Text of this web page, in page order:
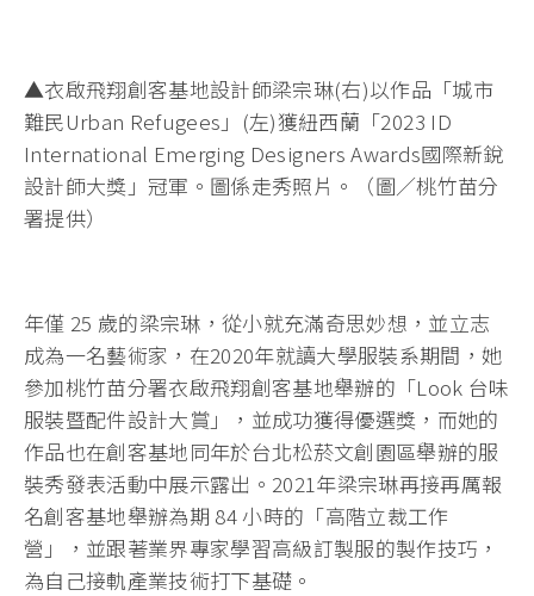
▲衣啟飛翔創客基地設計師梁宗琳(右)以作品「城市
難民Urban Refugees」(左)獲紐西蘭「2023 ID
International Emerging Designers Awards國際新銳
設計師大獎」冠軍。圖係走秀照片。（圖／桃竹苗分
署提供）
年僅 25 歲的梁宗琳，從小就充滿奇思妙想，並立志
成為一名藝術家，在2020年就讀大學服裝系期間，她
參加桃竹苗分署衣啟飛翔創客基地舉辦的「Look 台味
服裝暨配件設計大賞」，並成功獲得優選獎，而她的
作品也在創客基地同年於台北松菸文創園區舉辦的服
裝秀發表活動中展示露出。2021年梁宗琳再接再厲報
名創客基地舉辦為期 84 小時的「高階立裁工作
營」，並跟著業界專家學習高級訂製服的製作技巧，
為自己接軌產業技術打下基礎。